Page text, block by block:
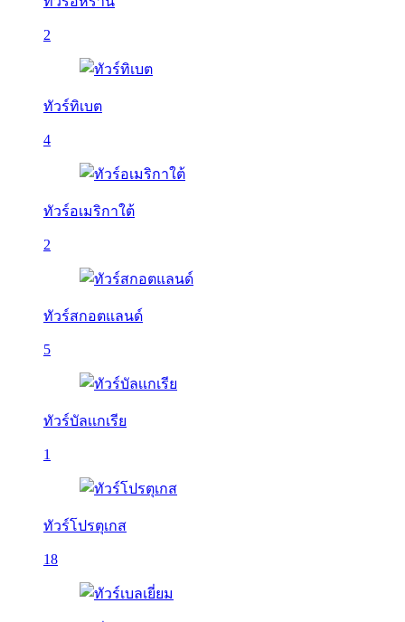
2
ทัวร์ทิเบต
4
ทัวร์อเมริกาใต้
2
ทัวร์สกอตแลนด์
5
ทัวร์บัลเเกเรีย
1
ทัวร์โปรตุเกส
18